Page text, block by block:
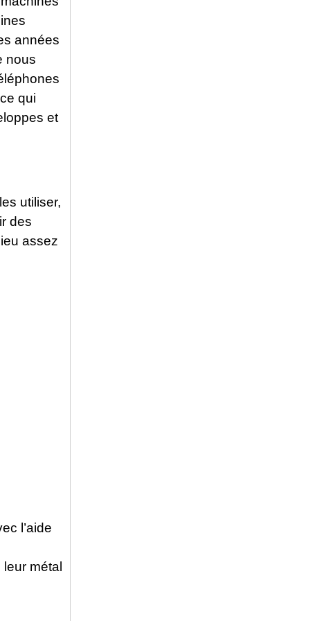
années
nous
qui
et
utiliser,
des
assez
l’aide
métal